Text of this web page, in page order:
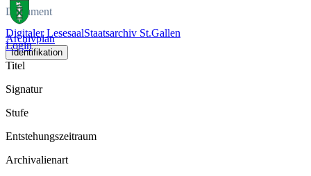
Digitaler LesesaalStaatsarchiv St.Gallen
Login
Dokument
Archivplan
Identifikation
Titel
Signatur
Stufe
Entstehungszeitraum
Archivalienart